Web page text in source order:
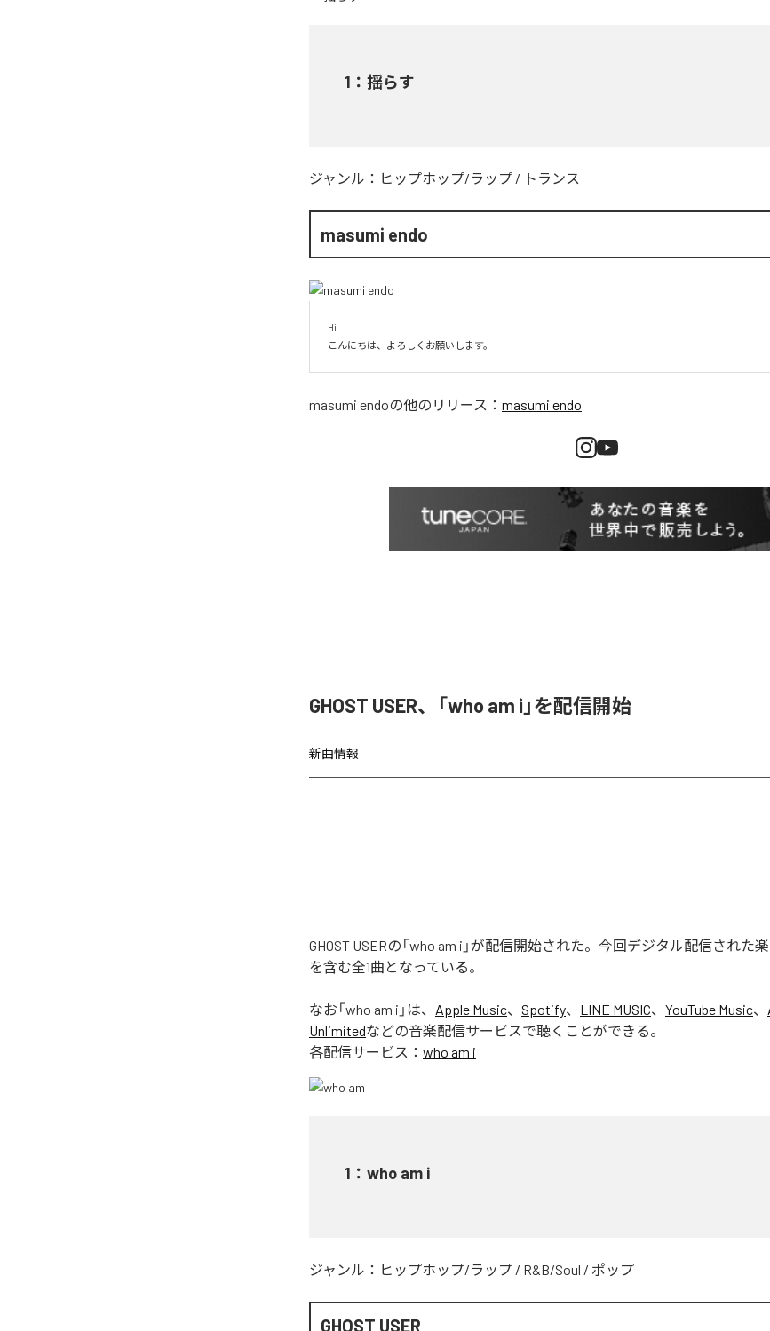
1 ： 揺らす
ジャンル： ヒップホップ/ラップ / トランス
masumi endo
Hi
こんにちは、よろしくお願いします。
masumi endoの他のリリース： masumi endo
GHOST USER、「who am i」を配信開始
新曲情報
GHOST USERの「who am i」が配信開始された。今回デジタル配信された楽
を含む全1曲となっている。
なお「who am i 」は、 Apple Music、 Spotify、 LINE MUSIC、 YouTube Music、
Unlimitedなどの音楽配信サービスで聴くことができる。
各配信サービス： who am i
1 ： who am i
ジャンル： ヒップホップ/ラップ / R&B/Soul / ポップ
GHOST USER